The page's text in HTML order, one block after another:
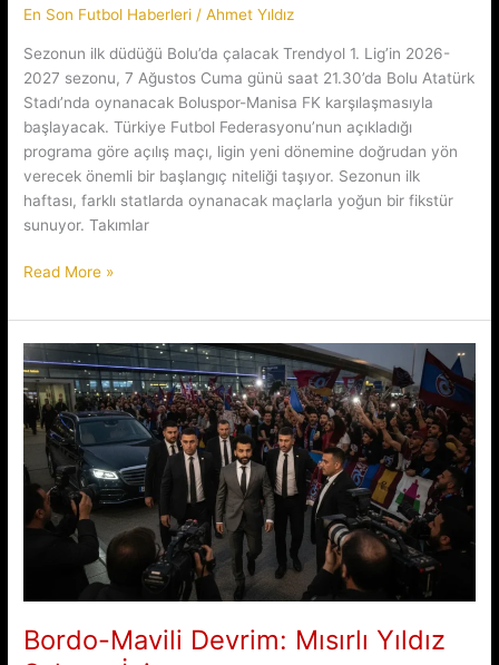
En Son Futbol Haberleri /Ahmet Yıldız
Sezonun ilk düdüğü Bolu’da çalacak Trendyol 1. Lig’in 2026-
2027 sezonu, 7 Ağustos Cuma günü saat 21.30’da Bolu Atatürk
Stadı’nda oynanacak Boluspor-Manisa FK karşılaşmasıyla
başlayacak. Türkiye Futbol Federasyonu’nun açıkladığı
programa göre açılış maçı, ligin yeni dönemine doğrudan yön
verecek önemli bir başlangıç niteliği taşıyor. Sezonun ilk
haftası, farklı statlarda oynanacak maçlarla yoğun bir fikstür
sunuyor. Takımlar
Trendyol
Lig’de
Sezon
Boluspor-
Manisa
FK
Maçıyla
Açılıyor
Read More »
Bordo-Mavili Devrim: Mısırlı Yıldız